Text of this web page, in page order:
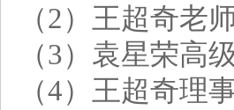
（2）王超奇老
（3）袁星荣高
（4）王超奇理